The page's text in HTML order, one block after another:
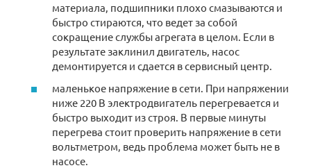
материала, подшипники плохо смазываются и
быстро стираются, что ведет за собой
сокращение службы агрегата в целом. Если в
результате заклинил двигатель, насос
демонтируется и сдается в сервисный центр.
маленькое напряжение в сети. При напряжении
ниже 220 В электродвигатель перегревается и
быстро выходит из строя. В первые минуты
перегрева стоит проверить напряжение в сети
вольтметром, ведь проблема может быть не в
насосе.